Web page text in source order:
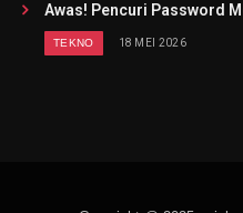
Awas! Pencuri Password
TEKNO 18 MEI 2026